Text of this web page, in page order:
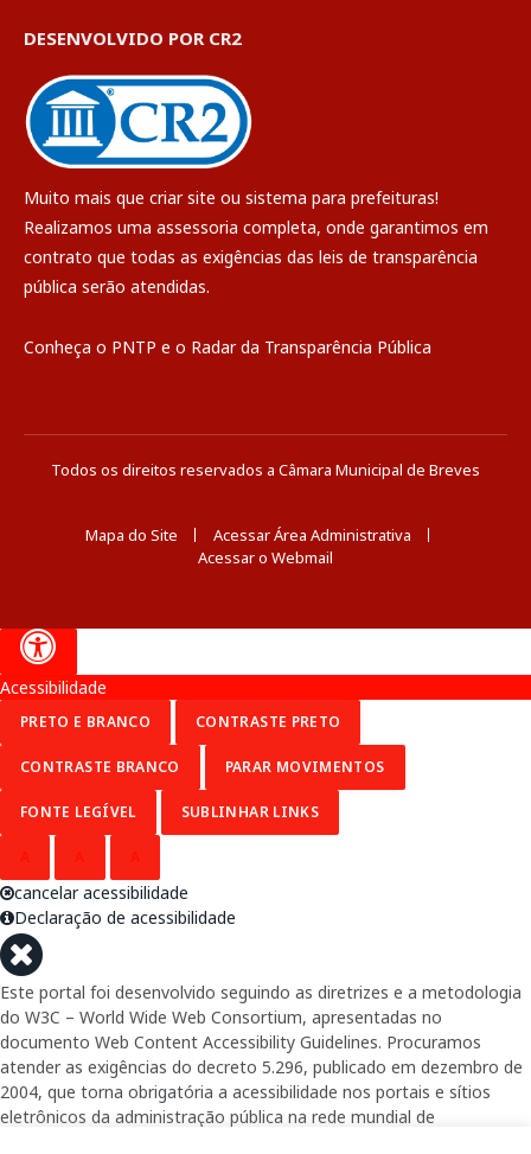
DESENVOLVIDO POR CR2
Muito mais que criar site ou sistema para prefeituras!
Realizamos uma assessoria completa, onde garantimos em
contrato que todas as exigências das leis de transparência
pública serão atendidas.
Conheça o PNTP e o Radar da Transparência Pública
Todos os direitos reservados a Câmara Municipal de Breves
Mapa do Site
Acessar Área Administrativa
Acessar o Webmail
Acessibilidade
PRETO E BRANCO CONTRASTE PRETO
CONTRASTE BRANCO PARAR MOVIMENTOS
FONTE LEGÍVEL SUBLINHAR LINKS
cancelar acessibilidade
Declaração de acessibilidade
Este portal foi desenvolvido seguindo as diretrizes e a metodologia
do W3C – World Wide Web Consortium, apresentadas no
documento Web Content Accessibility Guidelines. Procuramos
atender as exigências do decreto 5.296, publicado em dezembro de
2004, que torna obrigatória a acessibilidade nos portais e sítios
eletrônicos da administração pública na rede mundial de